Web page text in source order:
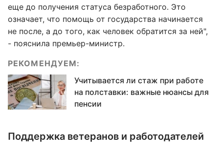
еще до получения статуса безработного. Это
означает, что помощь от государства начинается
не после, а до того, как человек обратится за ней",
- пояснила премьер-министр.
РЕКОМЕНДУЕМ:
Учитывается ли стаж при работе
на полставки: важные нюансы для
пенсии
Поддержка ветеранов и работодателей